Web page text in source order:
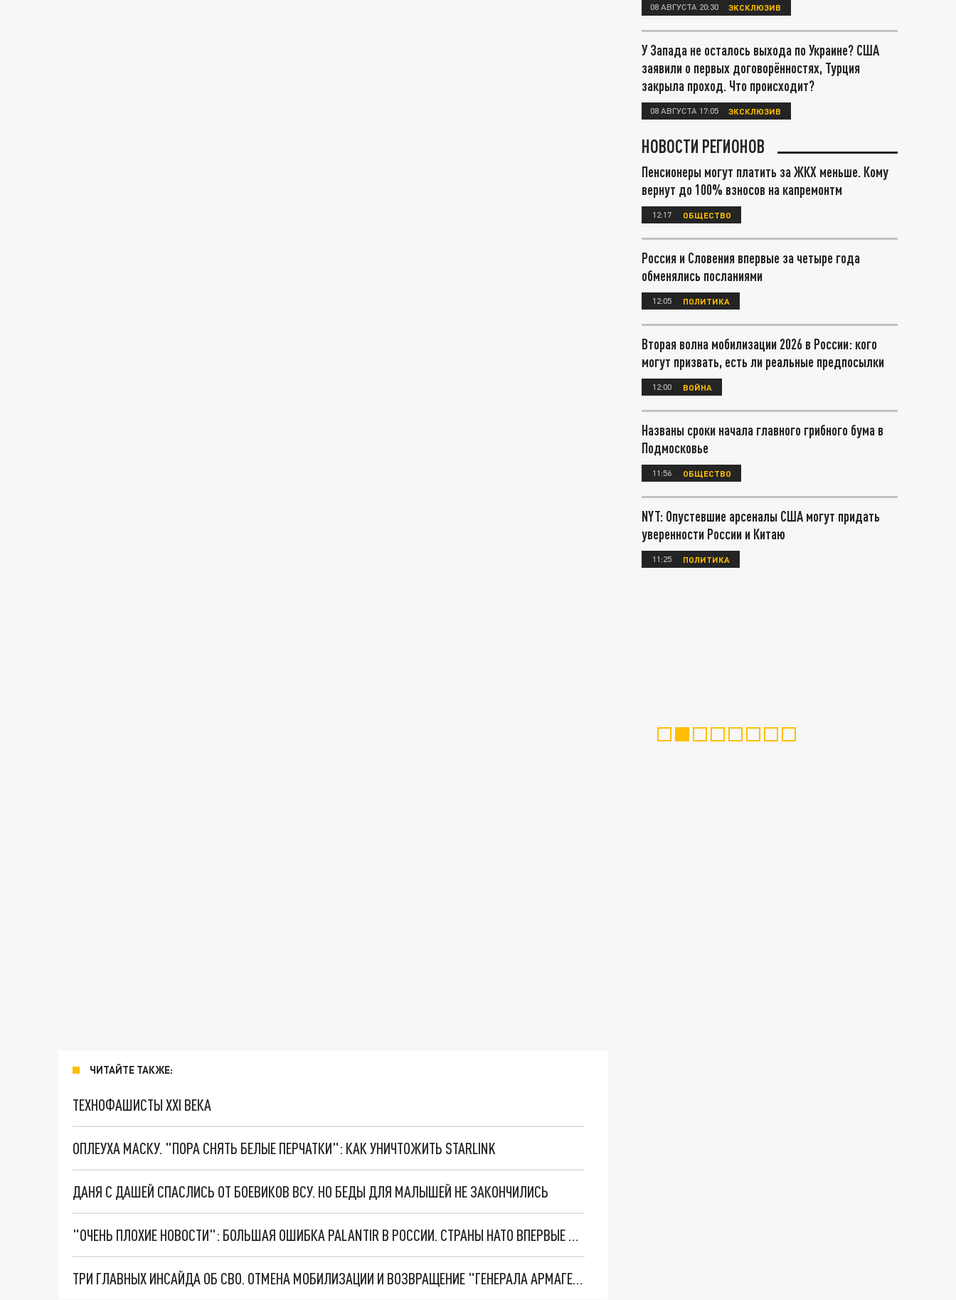
ЧИТАЙТЕ ТАКЖЕ:
ТЕХНОФАШИСТЫ XXI ВЕКА
ОПЛЕУХА МАСКУ. "ПОРА СНЯТЬ БЕЛЫЕ ПЕРЧАТКИ": КАК УНИЧТОЖИТЬ STARLINK
ДАНЯ С ДАШЕЙ СПАСЛИСЬ ОТ БОЕВИКОВ ВСУ. НО БЕДЫ ДЛЯ МАЛЫШЕЙ НЕ ЗАКОНЧИЛИСЬ
"ОЧЕНЬ ПЛОХИЕ НОВОСТИ": БОЛЬШАЯ ОШИБКА PALANTIR В РОССИИ. СТРАНЫ НАТО ВПЕРВЫЕ ЗА СВО ОСТАНОВИЛИ ПОСТАВКИ ОРУЖИЯ. ВСУ ТЕРЯЮТ ПРИГРАНИЧЬЕ?
ТРИ ГЛАВНЫХ ИНСАЙДА ОБ СВО. ОТМЕНА МОБИЛИЗАЦИИ И ВОЗВРАЩЕНИЕ "ГЕНЕРАЛА АРМАГЕДДОНА"? ОТЛИЧНЫЕ НОВОСТИ, КОТОРЫЕ ЖДАЛИ ВСЕ
08 АВГУСТА 20:30 ЭКСКЛЮЗИВ
У Запада не осталось выхода по Украине? США
заявили о первых договорённостях, Турция
закрыла проход. Что происходит?
08 АВГУСТА 17:05 ЭКСКЛЮЗИВ
НОВОСТИ РЕГИОНОВ
Пенсионеры могут платить за ЖКХ меньше. Кому
вернут до 100% взносов на капремонтм
12:17 ОБЩЕСТВО
Россия и Словения впервые за четыре года
обменялись посланиями
12:05 ПОЛИТИКА
Вторая волна мобилизации 2026 в России: кого
могут призвать, есть ли реальные предпосылки
12:00 ВОЙНА
Названы сроки начала главного грибного бума в
Подмосковье
11:56 ОБЩЕСТВО
NYT: Опустевшие арсеналы США могут придать
уверенности России и Китаю
11:25 ПОЛИТИКА